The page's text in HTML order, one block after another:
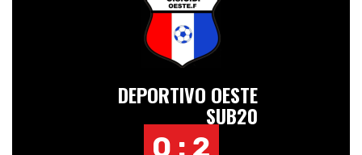
DEPORTIVO OESTE
SUB20
0 : 2